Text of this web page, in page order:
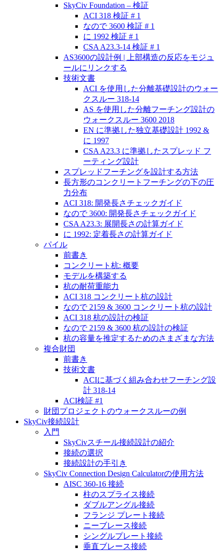
SkyCiv Foundation – 検証
ACI 318 検証 # 1
なので 3600 検証 # 1
に 1992 検証 # 1
CSA A23.3-14 検証 # 1
AS3600の設計例 | 上部構造の反応をモジュ
ールにリンクする
技術文書
ACI を使用した分離基礎設計のウォー
クスルー 318-14
AS を使用した分離フーチング設計の
ウォークスルー 3600 2018
EN に準拠した独立基礎設計 1992 &
に 1997
CSA A23.3 に準拠したスプレッド フ
ーティング設計
スプレッドフーチングを設計する方法
長方形のコンクリートフーチングの下の圧
力分布
ACI 318: 開発長さチェックガイド
なので 3600: 開発長さチェックガイド
CSA A23.3: 展開長さの計算ガイド
に 1992: 定着長さの計算ガイド
パイル
前書き
コンクリート杭: 概要
モデルを構築する
杭の耐荷重能力
ACI 318 コンクリート杭の設計
なので 2159 & 3600 コンクリート杭の設計
ACI 318 杭の設計の検証
なので 2159 & 3600 杭の設計の検証
杭の容量を推定するためのさまざまな方法
複合財団
前書き
技術文書
ACIに基づく組み合わせフーチング設
計 318-14
ACI検証 #1
財団プロジェクトのウォークスルーの例
SkyCiv接続設計
入門
SkyCivスチール接続設計の紹介
接続の選択
接続設計の手引き
SkyCiv Connection Design Calculatorの使用方法
AISC 360-16 接続
柱のスプライス接続
ダブルアングル接続
フランジ プレート接続
ニーブレース接続
シングルプレート接続
垂直ブレース接続